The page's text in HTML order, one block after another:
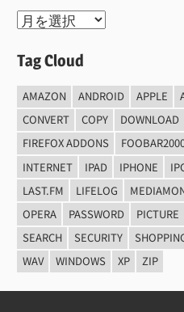
Archive
Tag Cloud
AMAZON ANDROID APPLE
CONVERT
COPY DOWNLOAD
FIREFOX ADDONS
INTERNET
IPAD IPHONE
LAST.FM
LIFELOG
OPERA
PASSWORD PICTURE
SEARCH
SECURITY
WAV
WINDOWS XP ZIP